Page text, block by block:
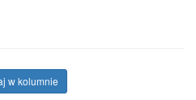
w kolumnie